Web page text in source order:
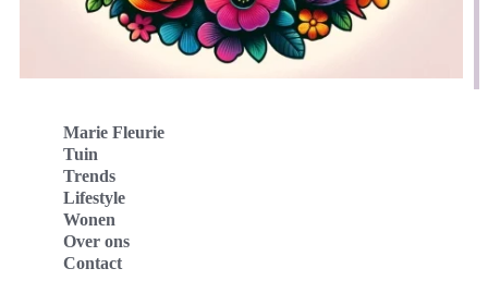
Marie Fleurie
Tuin
Trends
Lifestyle
Wonen
Over ons
Contact